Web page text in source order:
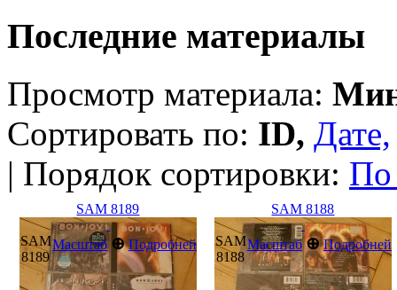
Последние материалы
Просмотр материала:
Сортировать по: ID, Дате,
| Порядок сортировки: По
SAM 8189
Масштаб ⊕ Подробней
SAM
8189
SAM 8188
Масштаб ⊕ Подробней
SAM
8188